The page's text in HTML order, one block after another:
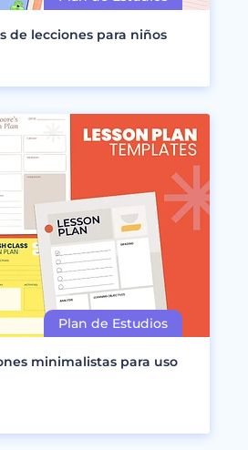
de lecciones para niños
minimalistas para uso